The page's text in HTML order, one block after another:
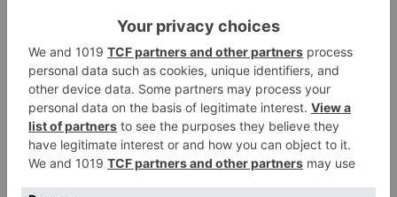
Un hombre de 80 años resulta
herido en Burgos tras la colisión
entre un turismo y un camión
4
La provincia de Burgos celebra
el día de su patrón